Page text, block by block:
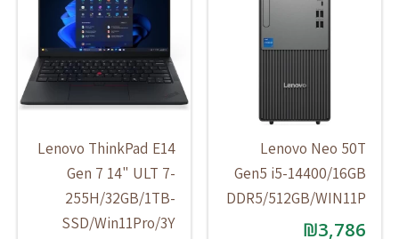
Lenovo Neo 50T
Gen5 i5-14400/16GB
DDR5/512GB/WIN11P
₪3,786
Lenovo ThinkPad E14
Gen 7 14" ULT 7-
255H/32GB/1TB-
SSD/Win11Pro/3Y